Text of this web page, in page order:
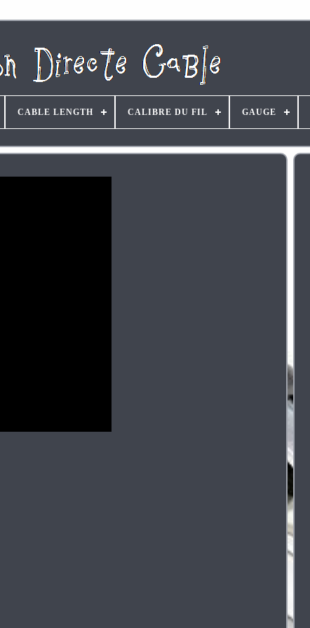
CABLE LENGTH CALIBRE DU FIL GAUGE